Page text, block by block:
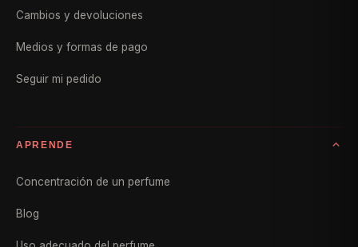
Cambios y devoluciones
Medios y formas de pago
Seguir mi pedido
APRENDE
Concentración de un perfume
Blog